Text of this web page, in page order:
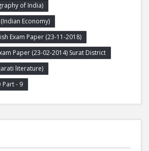
of India)
Economy)
Exam Paper (23-11-2018)
Paper (23-02-2014) Surat District
literature)
Part - 9